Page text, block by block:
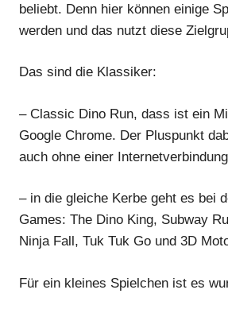
beliebt. Denn hier können einige
werden und das nutzt diese
Das sind die Klassiker:
– Classic Dino Run, dass ist ein
Google Chrome. Der Pluspunkt
auch ohne einer
– in die gleiche Kerbe geht es bei
Games: The Dino King, Subway
Ninja Fall, Tuk Tuk Go und 3D
Für ein kleines Spielchen ist es